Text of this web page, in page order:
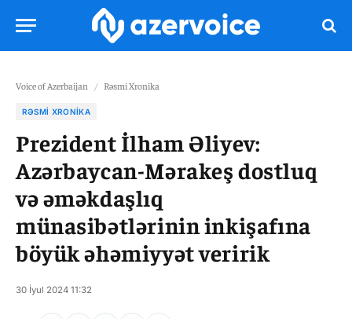
Voice of Azerbaijan / Rəsmi Xronika
RƏSMI XRONIKA
Prezident İlham Əliyev:
Azərbaycan-Mərakeş dostluq
və əməkdaşlıq
münasibətlərinin inkişafına
böyük əhəmiyyət veririk
30 İyul 2024 11:32